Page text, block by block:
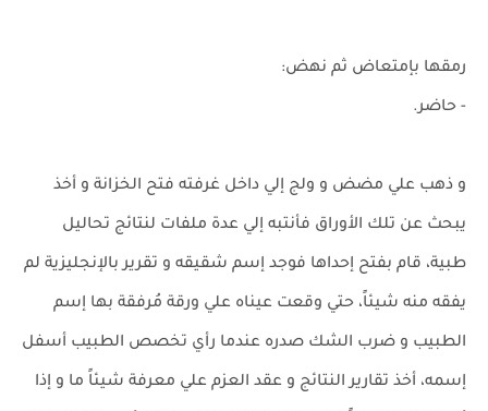
رمقها بإمتعاض ثم نهض:
- حاضر.
و ذهب علي مضض و ولج إلي داخل غرفته فتح الخزانة و أخذ
يبحث عن تلك الأوراق فأنتبه إلي عدة ملفات لنتائج تحاليل
طبية، قام بفتح إحداها فوجد إسم شقيقه و تقرير بالإنجليزية لم
يفقه منه شيئاً، حتي وقعت عيناه علي ورقة مُرفقة بها إسم
الطبيب و ضرب الشك صدره عندما رأي تخصص الطبيب أسفل
إسمه، أخذ تقارير النتائج و عقد العزم علي معرفة شيئاً ما و إذا